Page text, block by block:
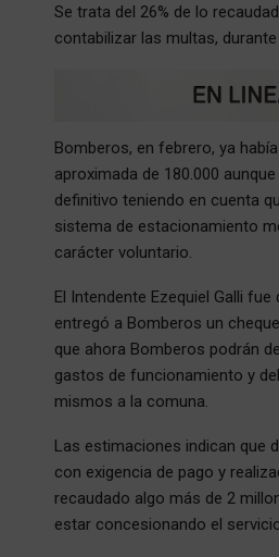
Se trata del 26% de lo
contabilizar las multas,
Bomberos, en febrero, ya
aproximada de 180.000
definitivo teniendo en cuenta
sistema de estacionamiento
carácter voluntario.
El Intendente Ezequiel Galli fue
entregó a Bomberos un
que ahora Bomberos podrán
gastos de funcionamiento y
mismos a la comuna.
Las estimaciones indican que
con exigencia de pago y
recaudado algo más de 2
estar concesionando el